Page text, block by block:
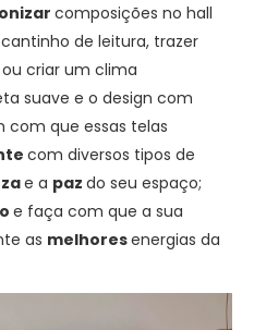
composições no hall
de leitura, trazer
criar um clima
suave e o design com
que essas telas
com diversos tipos de
e a paz do seu espaço;
e faça com que a sua
as melhoresenergias da